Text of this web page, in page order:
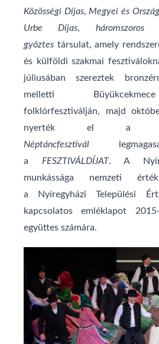
Közösségi Díjas, Megyei és
Urbe Díjas,
győztes társulat, amely
és külföldi szakmai
júliusában szereztek
melletti
folklórfesztiválján, majd
nyerték el a
Néptáncfesztivál
a FESZTIVÁLDÍJAT. A
munkássága nemzeti
a Nyíregyházi Települési
kapcsolatos emléklapot
együttes számára.